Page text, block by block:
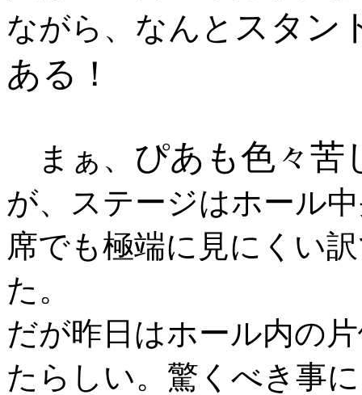
ながら、 なんと スタン
ある！
まぁ、 ぴあも色々苦
が、ステージはホール
席でも極端に見にくい
た。
だが昨日はホール内の
たらしい。驚くべき事